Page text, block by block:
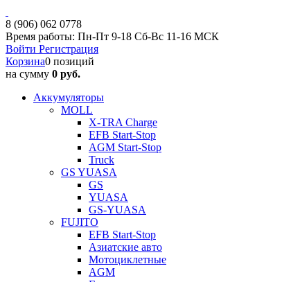
8 (906) 062 0778
Время работы: Пн-Пт 9-18 Сб-Вс 11-16 МСК
Войти Регистрация
Корзина0 позиций
на сумму 0 руб.
Аккумуляторы
MOLL
X-TRA Charge
EFB Start-Stop
AGM Start-Stop
Truck
GS YUASA
GS
YUASA
GS-YUASA
FUJITO
EFB Start-Stop
Азиатские авто
Мотоциклетные
AGM